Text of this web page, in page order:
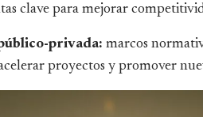
clave para mejorar
privada: marcos
proyectos y promover